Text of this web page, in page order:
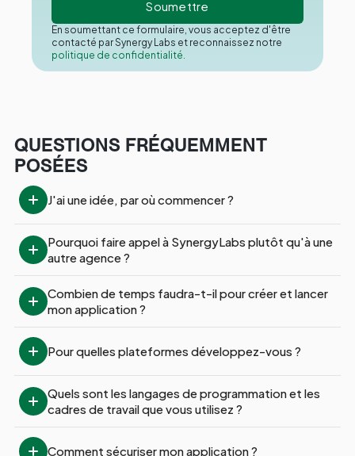
En soumettant ce formulaire, vous acceptez d'être
contacté par Synergy Labs et reconnaissez notre
politique de confidentialité.
QUESTIONS FRÉQUEMMENT
POSÉES
J'ai une idée, par où commencer ?
Pourquoi faire appel à SynergyLabs plutôt qu'à une
autre agence ?
Combien de temps faudra-t-il pour créer et lancer
mon application ?
Pour quelles plateformes développez-vous ?
Quels sont les langages de programmation et les
cadres de travail que vous utilisez ?
Comment sécuriser mon application ?